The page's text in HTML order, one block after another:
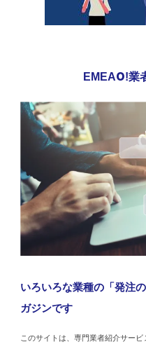
EMEAO!業
いろいろな業種の「発注
ガジンです
このサイトは、専門業者紹介サー